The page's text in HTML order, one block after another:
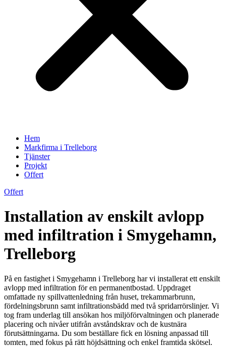
Hem
Markfirma i Trelleborg
Tjänster
Projekt
Offert
Offert
Installation av enskilt avlopp
med infiltration i Smygehamn,
Trelleborg
På en fastighet i Smygehamn i Trelleborg har vi installerat ett enskilt
avlopp med infiltration för en permanentbostad. Uppdraget
omfattade ny spillvattenledning från huset, trekammarbrunn,
fördelningsbrunn samt infiltrationsbädd med två spridarrörslinjer. Vi
tog fram underlag till ansökan hos miljöförvaltningen och planerade
placering och nivåer utifrån avståndskrav och de kustnära
förutsättningarna. Du som beställare fick en lösning anpassad till
tomten, med fokus på rätt höjdsättning och enkel framtida skötsel.